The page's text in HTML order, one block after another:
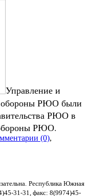
Управление и
обороны РЮО были
РЮО в
РЮО.
(0),
Республика Южная
31-31, факс: 8(9974)45-